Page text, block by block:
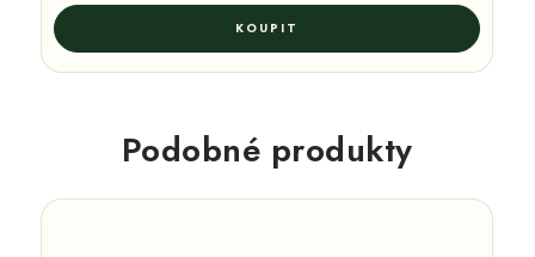
Podobné produkty